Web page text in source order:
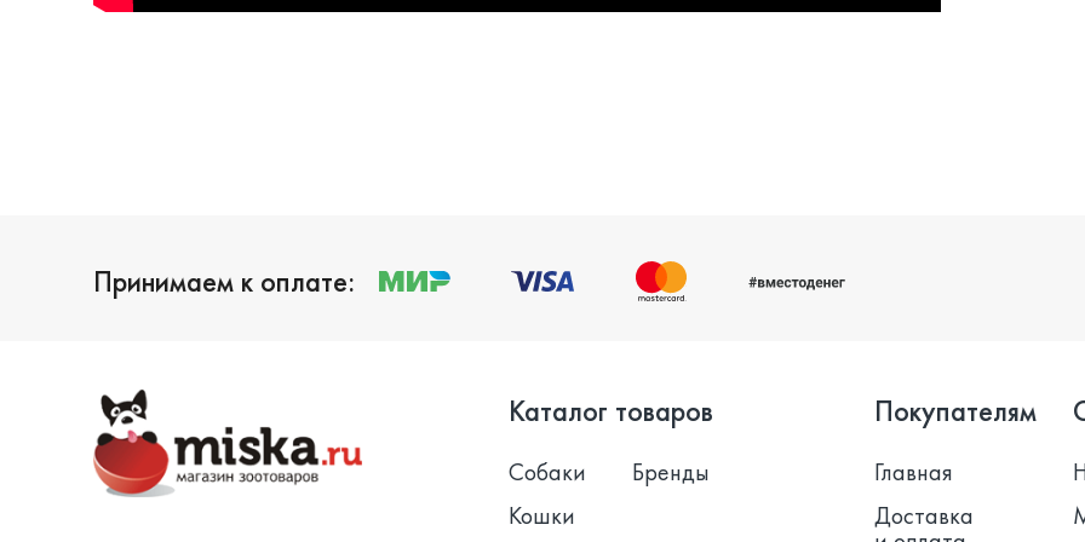
Принимаем к оплате:
Каталог товаров
Собаки
Кошки
Бренды
Покупателям
Главная
Доставка